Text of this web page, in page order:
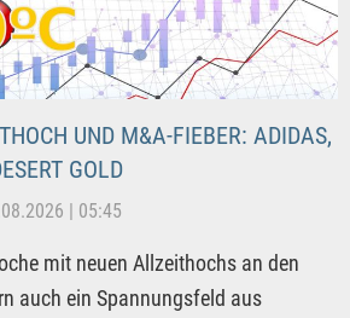
UND M&A-FIEBER: ADIDAS,
GOLD
| 05:45
mit neuen Allzeithochs an den
auch ein Spannungsfeld aus